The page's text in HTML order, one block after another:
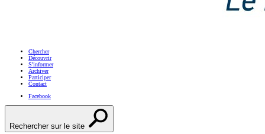
Chercher
Découvrir
S'informer
Archiver
Participer
Contact
Facebook
Rechercher sur le site